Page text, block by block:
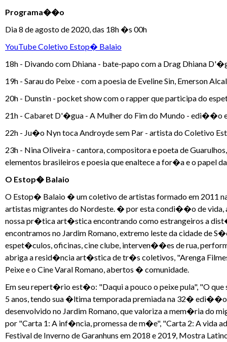
Programa��o
Dia 8 de agosto de 2020, das 18h �s 00h
YouTube Coletivo Estop� Balaio
18h - Divando com Dhiana - bate-papo com a Drag Dhiana
19h - Sarau do Peixe - com a poesia de Eveline Sin, Emerson
20h - Dunstin - pocket show com o rapper que participa do
21h - Cabaret D'�gua - A Mulher do Fim do Mundo - edi��o
22h - Ju�o Nyn toca Androyde sem Par - artista do Coletivo
23h - Nina Oliveira - cantora, compositora e poeta de
elementos brasileiros e poesia que enaltece a for�a e o papel
O Estop� Balaio
O Estop� Balaio � um coletivo de artistas formado em 2011
artistas migrantes do Nordeste. � por esta condi��o de vida,
nossa pr�tica art�stica encontrando como estrangeiros a
encontramos no Jardim Romano, extremo leste da cidade de
espet�culos, oficinas, cine clube, interven��es de rua,
abriga a resid�ncia art�stica de tr�s coletivos, "Arenga
Peixe e o Cine Varal Romano, abertos � comunidade.
Em seu repert�rio est�o: "Daqui a pouco o peixe pula", "O
5 anos, tendo sua �ltima temporada premiada na 32�
desenvolvido no Jardim Romano, que valoriza a mem�ria do
por "Carta 1: A inf�ncia, promessa de m�e", "Carta 2: A vida
Festival de Inverno de Garanhuns em 2018 e 2019, Mostra